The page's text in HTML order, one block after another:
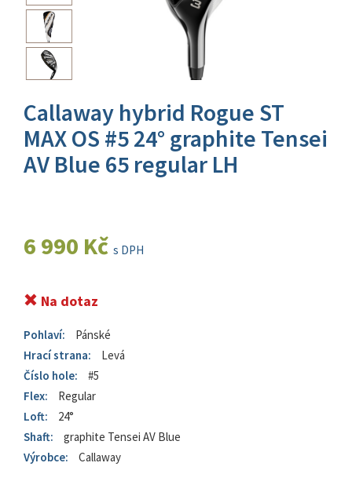
Callaway hybrid Rogue ST
MAX OS #5 24° graphite Tensei
AV Blue 65 regular LH
6 990 Kč s DPH
Na dotaz
Pohlaví:
Pánské
Hrací strana:
Levá
Číslo hole:
#5
Flex:
Regular
Loft:
24°
Shaft:
graphite Tensei AV Blue
Výrobce:
Callaway